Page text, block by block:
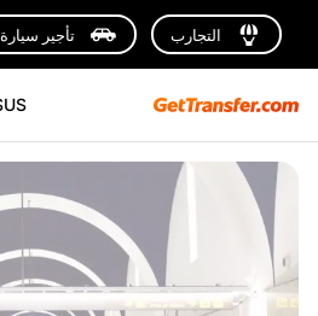
التجارب تأجير سيارة
US$